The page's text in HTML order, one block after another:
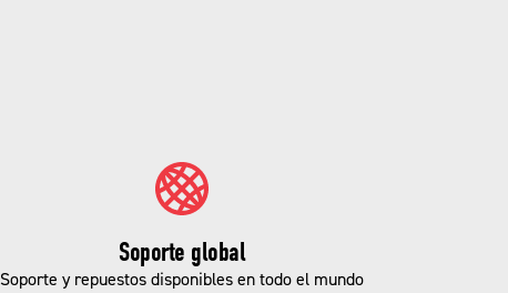
Soporte global
Soporte y repuestos disponibles en todo el mundo